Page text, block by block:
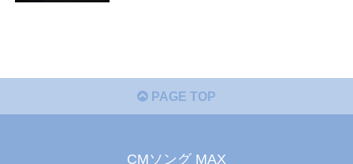
PAGE TOP
CMソング MAX